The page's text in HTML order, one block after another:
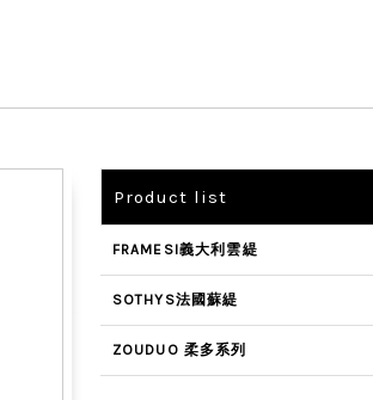
Product list
FRAMESI義大利雲緹
SOTHYS法國蘇緹
ZOUDUO 柔多系列